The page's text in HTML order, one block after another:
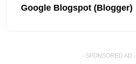
Google Blogspot (Blogger)
- SPONSORED AD -